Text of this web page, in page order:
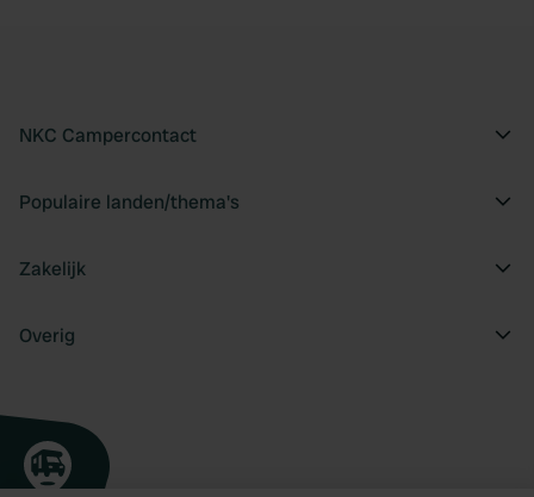
NKC Campercontact
Populaire landen/thema's
Zakelijk
Overig